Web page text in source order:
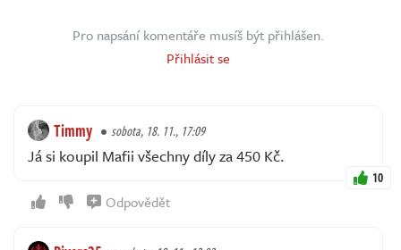
Pro napsání komentáře musíš být přihlášen.
Přihlásit se
Timmy sobota, 18. 11., 17:09
Já si koupil Mafii všechny díly za 450 Kč.
10
Odpovědět